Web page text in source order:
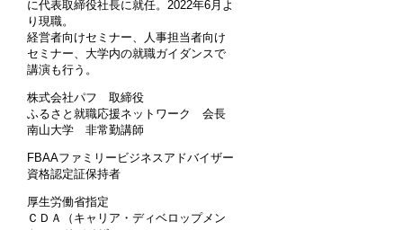
に代表取締役社長に就任。2022年6月よ
り現職。
経営者向けセミナー、人事担当者向け
セミナー、大学内の就職ガイダンスで
講演も行う。
株式会社パフ 取締役
ふるさと就職応援ネットワーク 会長
南山大学 非常勤講師
FBAAファミリービジネスアドバイザー
資格認定証保持者
厚生労働省指定
ＣＤＡ（キャリア・ディベロップメン